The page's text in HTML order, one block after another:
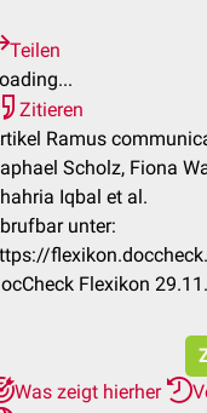
Teilen
Zitieren
Ramus
Scholz, Fiona
Iqbal et al.
unter:
Flexikon
Was zeigt hierher